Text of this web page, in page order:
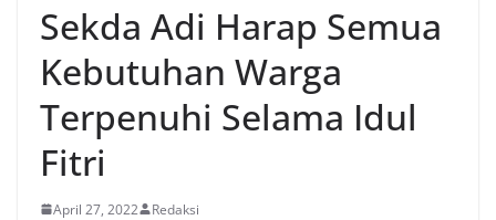
Sekda Adi Harap Semua
Kebutuhan Warga
Terpenuhi Selama Idul
Fitri
April 27, 2022 Redaksi